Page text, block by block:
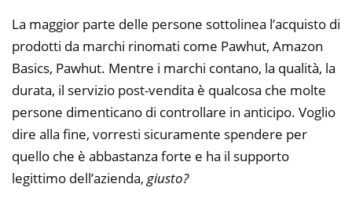
La maggior parte delle persone sottolinea l’acquisto di
prodotti da marchi rinomati come Pawhut, Amazon
Basics, Pawhut. Mentre i marchi contano, la qualità, la
durata, il servizio post-vendita è qualcosa che molte
persone dimenticano di controllare in anticipo. Voglio
dire alla fine, vorresti sicuramente spendere per
quello che è abbastanza forte e ha il supporto
legittimo dell’azienda, giusto?